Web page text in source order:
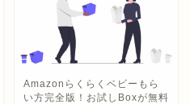
Amazonらくらくベビーもら
い方完全版！お試しBoxが無料